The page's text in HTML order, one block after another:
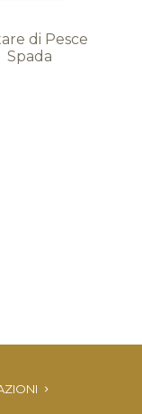
di Pesce
Spada